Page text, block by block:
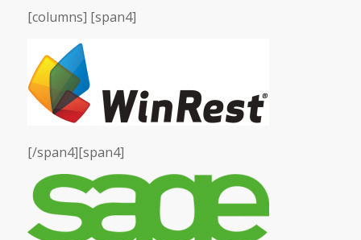
[columns] [span4]
[/span4][span4]